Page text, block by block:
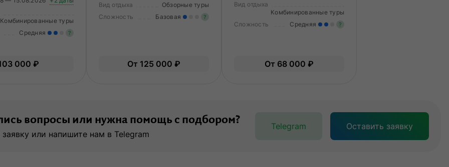
Комбинированные туры
Средняя ?
вам нужно будет физически
000 ₽
Вид отдыха
Обзорные туры
Сложность
Базовая ?
От 125 000 ₽
Вид отдыха
Комбинированные туры
Сложность
Средняя ?
От 68 000 ₽
вопросы или нужна помощь с подбором?
заявку или напишите нам в Telegram
Telegram Оставить заявку